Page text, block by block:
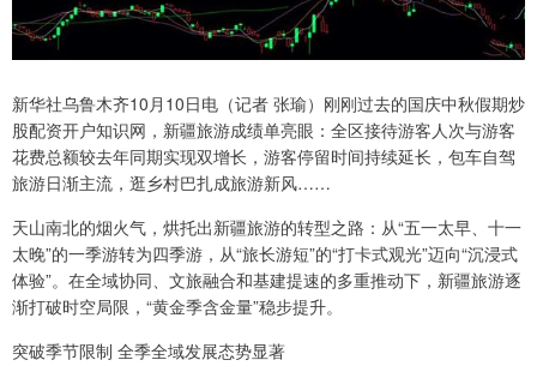
新华社乌鲁木齐10月10日电（记者 张瑜）刚刚过去的国庆中秋假期炒
股配资开户知识网，新疆旅游成绩单亮眼：全区接待游客人次与游客
花费总额较去年同期实现双增长，游客停留时间持续延长，包车自驾
旅游日渐主流，逛乡村巴扎成旅游新风……
天山南北的烟火气，烘托出新疆旅游的转型之路：从“五一太早、十一
太晚”的一季游转为四季游，从“旅长游短”的“打卡式观光”迈向“沉浸式
体验”。在全域协同、文旅融合和基建提速的多重推动下，新疆旅游逐
渐打破时空局限，“黄金季含金量”稳步提升。
突破季节限制 全季全域发展态势显著